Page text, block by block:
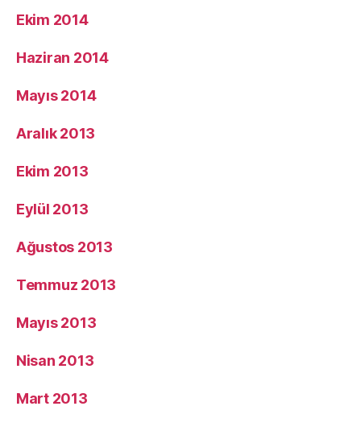
Ekim 2014
Haziran 2014
Mayıs 2014
Aralık 2013
Ekim 2013
Eylül 2013
Ağustos 2013
Temmuz 2013
Mayıs 2013
Nisan 2013
Mart 2013